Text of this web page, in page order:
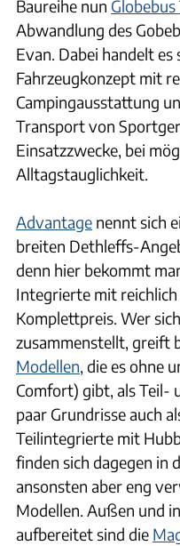
Baureihe nun Globebus
Abwandlung des
Evan. Dabei handelt
Fahrzeugkonzept mit
Campingausstattung
Transport von
Einsatzzwecke, bei
Alltagstauglichkeit.
Advantage nennt sich
breiten Dethleffs-
denn hier bekommt
Integrierte mit
Komplettpreis. Wer
zusammenstellt, greift
Modellen, die es ohne
Comfort) gibt, als Teil-
paar Grundrisse auch
Teilintegrierte mit
finden sich dagegen in
ansonsten aber eng
Modellen. Außen und
aufbereitet sind die